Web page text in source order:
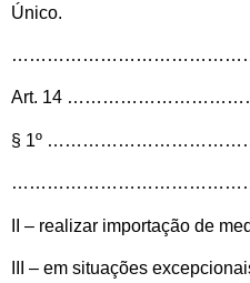
Único.
Art. 14
§ 1º
II – realizar importação de
III – em situações